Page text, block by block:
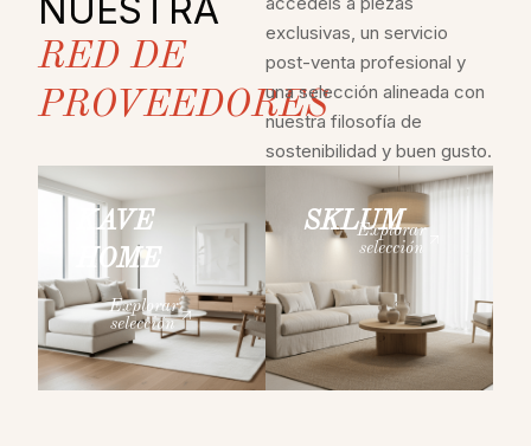
NUESTRA
RED DE
PROVEEDORES
exclusivas, un servicio
post-venta profesional y
una selección alineada con
nuestra filosofía de
sostenibilidad y buen gusto.
KAVE
HOME
Explorar
selección
SKLUM
Explorar
selección